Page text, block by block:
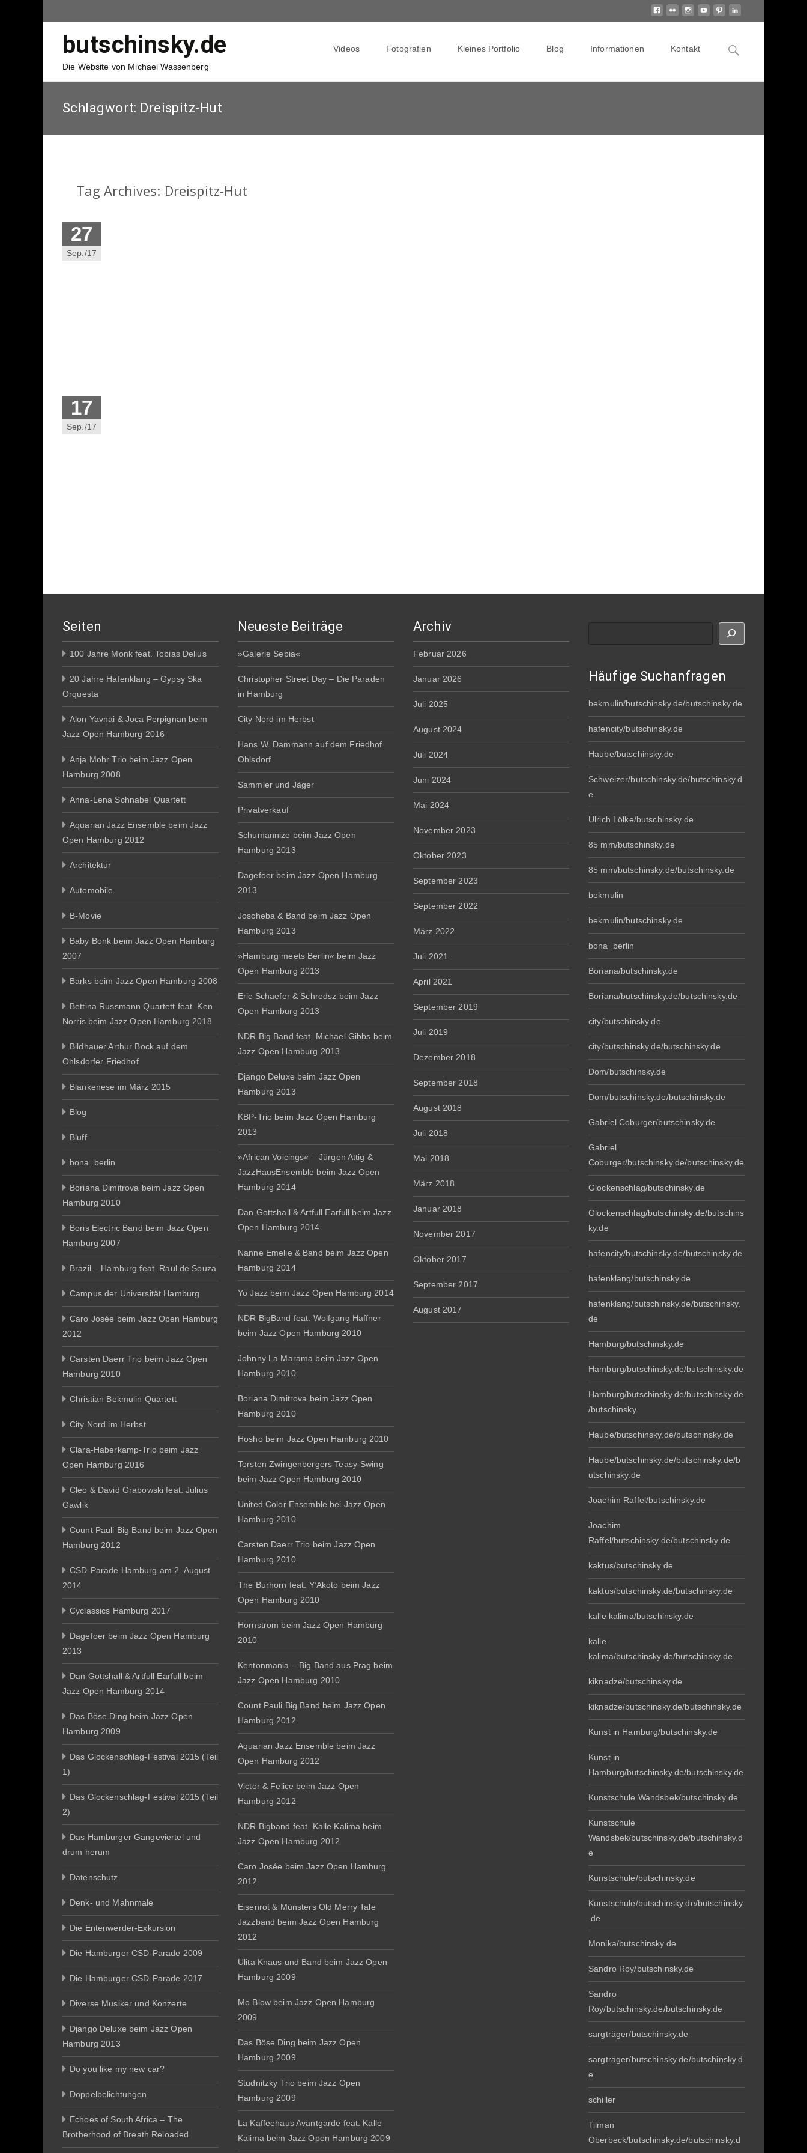
butschinsky.de
Die Website von Michael Wassenberg
Videos Fotografien Kleines Portfolio Blog Informationen Kontakt
Search
Schlagwort: Dreispitz-Hut
Tag Archives: Dreispitz-Hut
27
Sep./17
17
Sep./17
Seiten
100 Jahre Monk feat. Tobias Delius
20 Jahre Hafenklang – Gypsy Ska
Orquesta
Alon Yavnai & Joca Perpignan beim
Jazz Open Hamburg 2016
Anja Mohr Trio beim Jazz Open
Hamburg 2008
Anna-Lena Schnabel Quartett
Aquarian Jazz Ensemble beim Jazz
Open Hamburg 2012
Architektur
Automobile
B-Movie
Baby Bonk beim Jazz Open Hamburg
2007
Barks beim Jazz Open Hamburg 2008
Bettina Russmann Quartett feat. Ken
Norris beim Jazz Open Hamburg 2018
Bildhauer Arthur Bock auf dem
Ohlsdorfer Friedhof
Blankenese im März 2015
Blog
Bluff
bona_berlin
Boriana Dimitrova beim Jazz Open
Hamburg 2010
Boris Electric Band beim Jazz Open
Hamburg 2007
Brazil – Hamburg feat. Raul de Souza
Campus der Universität Hamburg
Caro Josée beim Jazz Open Hamburg
2012
Carsten Daerr Trio beim Jazz Open
Hamburg 2010
Christian Bekmulin Quartett
City Nord im Herbst
Clara-Haberkamp-Trio beim Jazz
Open Hamburg 2016
Cleo & David Grabowski feat. Julius
Gawlik
Count Pauli Big Band beim Jazz Open
Hamburg 2012
CSD-Parade Hamburg am 2. August
2014
Cyclassics Hamburg 2017
Dagefoer beim Jazz Open Hamburg
2013
Dan Gottshall & Artfull Earfull beim
Jazz Open Hamburg 2014
Das Böse Ding beim Jazz Open
Hamburg 2009
Das Glockenschlag-Festival 2015 (Teil
1)
Das Glockenschlag-Festival 2015 (Teil
2)
Das Hamburger Gängeviertel und
drum herum
Datenschutz
Denk- und Mahnmale
Die Entenwerder-Exkursion
Die Hamburger CSD-Parade 2009
Die Hamburger CSD-Parade 2017
Diverse Musiker und Konzerte
Django Deluxe beim Jazz Open
Hamburg 2013
Do you like my new car?
Doppelbelichtungen
Echoes of South Africa – The
Brotherhood of Breath Reloaded
Neueste Beiträge
»Galerie Sepia«
Christopher Street Day – Die Paraden
in Hamburg
City Nord im Herbst
Hans W. Dammann auf dem Friedhof
Ohlsdorf
Sammler und Jäger
Privatverkauf
Schumannize beim Jazz Open
Hamburg 2013
Dagefoer beim Jazz Open Hamburg
2013
Joscheba & Band beim Jazz Open
Hamburg 2013
»Hamburg meets Berlin« beim Jazz
Open Hamburg 2013
Eric Schaefer & Schredsz beim Jazz
Open Hamburg 2013
NDR Big Band feat. Michael Gibbs beim
Jazz Open Hamburg 2013
Django Deluxe beim Jazz Open
Hamburg 2013
KBP-Trio beim Jazz Open Hamburg
2013
»African Voicings« – Jürgen Attig &
JazzHausEnsemble beim Jazz Open
Hamburg 2014
Dan Gottshall & Artfull Earfull beim Jazz
Open Hamburg 2014
Nanne Emelie & Band beim Jazz Open
Hamburg 2014
Yo Jazz beim Jazz Open Hamburg 2014
NDR BigBand feat. Wolfgang Haffner
beim Jazz Open Hamburg 2010
Johnny La Marama beim Jazz Open
Hamburg 2010
Boriana Dimitrova beim Jazz Open
Hamburg 2010
Hosho beim Jazz Open Hamburg 2010
Torsten Zwingenbergers Teasy-Swing
beim Jazz Open Hamburg 2010
United Color Ensemble bei Jazz Open
Hamburg 2010
Carsten Daerr Trio beim Jazz Open
Hamburg 2010
The Burhorn feat. Y’Akoto beim Jazz
Open Hamburg 2010
Hornstrom beim Jazz Open Hamburg
2010
Kentonmania – Big Band aus Prag beim
Jazz Open Hamburg 2010
Count Pauli Big Band beim Jazz Open
Hamburg 2012
Aquarian Jazz Ensemble beim Jazz
Open Hamburg 2012
Victor & Felice beim Jazz Open
Hamburg 2012
NDR Bigband feat. Kalle Kalima beim
Jazz Open Hamburg 2012
Caro Josée beim Jazz Open Hamburg
2012
Eisenrot & Münsters Old Merry Tale
Jazzband beim Jazz Open Hamburg
2012
Ulita Knaus und Band beim Jazz Open
Hamburg 2009
Mo Blow beim Jazz Open Hamburg
2009
Das Böse Ding beim Jazz Open
Hamburg 2009
Studnitzky Trio beim Jazz Open
Hamburg 2009
La Kaffeehaus Avantgarde feat. Kalle
Kalima beim Jazz Open Hamburg 2009
Archiv
Februar 2026
Januar 2026
Juli 2025
August 2024
Juli 2024
Juni 2024
Mai 2024
November 2023
Oktober 2023
September 2023
September 2022
März 2022
Juli 2021
April 2021
September 2019
Juli 2019
Dezember 2018
September 2018
August 2018
Juli 2018
Mai 2018
März 2018
Januar 2018
November 2017
Oktober 2017
September 2017
August 2017
Häufige Suchanfragen
bekmulin/butschinsky.de/butschinsky.de
hafencity/butschinsky.de
Haube/butschinsky.de
Schweizer/butschinsky.de/butschinsky.d
e
Ulrich Lölke/butschinsky.de
85 mm/butschinsky.de
85 mm/butschinsky.de/butschinsky.de
bekmulin
bekmulin/butschinsky.de
bona_berlin
Boriana/butschinsky.de
Boriana/butschinsky.de/butschinsky.de
city/butschinsky.de
city/butschinsky.de/butschinsky.de
Dom/butschinsky.de
Dom/butschinsky.de/butschinsky.de
Gabriel Coburger/butschinsky.de
Gabriel
Coburger/butschinsky.de/butschinsky.de
Glockenschlag/butschinsky.de
Glockenschlag/butschinsky.de/butschins
ky.de
hafencity/butschinsky.de/butschinsky.de
hafenklang/butschinsky.de
hafenklang/butschinsky.de/butschinsky.
de
Hamburg/butschinsky.de
Hamburg/butschinsky.de/butschinsky.de
Hamburg/butschinsky.de/butschinsky.de
/butschinsky.
Haube/butschinsky.de/butschinsky.de
Haube/butschinsky.de/butschinsky.de/b
utschinsky.de
Joachim Raffel/butschinsky.de
Joachim
Raffel/butschinsky.de/butschinsky.de
kaktus/butschinsky.de
kaktus/butschinsky.de/butschinsky.de
kalle kalima/butschinsky.de
kalle
kalima/butschinsky.de/butschinsky.de
kiknadze/butschinsky.de
kiknadze/butschinsky.de/butschinsky.de
Kunst in Hamburg/butschinsky.de
Kunst in
Hamburg/butschinsky.de/butschinsky.de
Kunstschule Wandsbek/butschinsky.de
Kunstschule
Wandsbek/butschinsky.de/butschinsky.d
e
Kunstschule/butschinsky.de
Kunstschule/butschinsky.de/butschinsky
.de
Monika/butschinsky.de
Sandro Roy/butschinsky.de
Sandro
Roy/butschinsky.de/butschinsky.de
sargträger/butschinsky.de
sargträger/butschinsky.de/butschinsky.d
e
schiller
Tilman
Oberbeck/butschinsky.de/butschinsky.d